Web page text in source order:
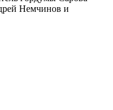
Немчинов и